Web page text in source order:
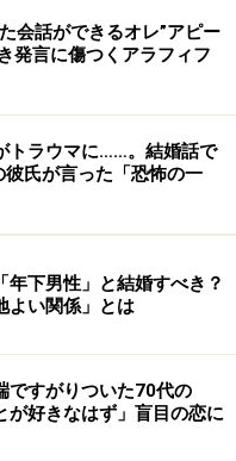
もまったくなかった
半年もたたないうちに
ら提案した。彼に「結
こともわかったし、彼
きという気持ちではな
うかを確かめたくなっ
いなひと言を口に
会話ができるオレ”アピー
発言に傷つくアラフィフ
トラウマに……。結婚話で
氏が言った「恐怖の一
年下男性」と結婚すべき？
よい関係」とは
ですがりついた70代の
が好きなはず」盲目の恋に